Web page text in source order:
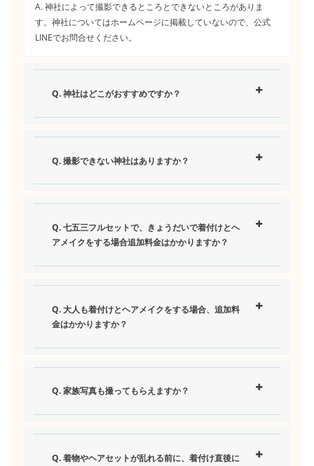
A. 神社によって撮影できるところとできないところがありま
す。神社についてはホームページに掲載していないので、公式
LINEでお問合せください。
Q. 神社はどこがおすすめですか？
Q. 撮影できない神社はありますか？
Q. 七五三フルセットで、きょうだいで着付けとヘ
アメイクをする場合追加料金はかかりますか？
Q. 大人も着付けとヘアメイクをする場合、追加料
金はかかりますか？
Q. 家族写真も撮ってもらえますか？
Q. 着物やヘアセットが乱れる前に、着付け直後に